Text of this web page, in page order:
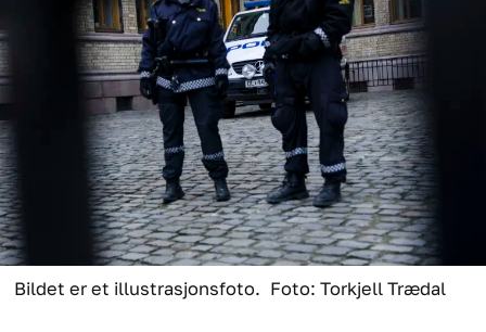
Bildet er et illustrasjonsfoto. Foto: Torkjell Trædal